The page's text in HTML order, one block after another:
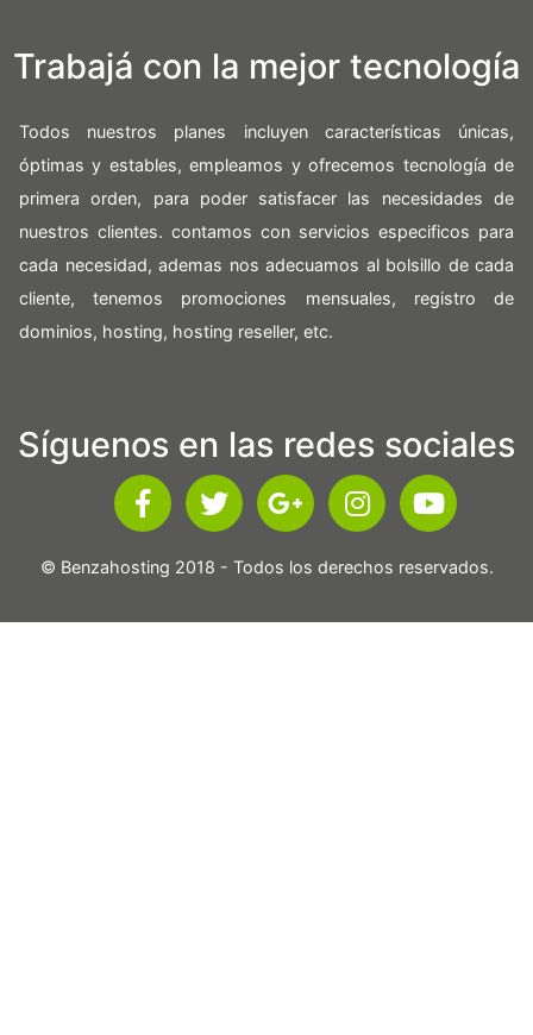
Trabajá con la mejor tecnología
Todos nuestros planes incluyen características únicas,
óptimas y estables, empleamos y ofrecemos tecnología de
primera orden, para poder satisfacer las necesidades de
nuestros clientes. contamos con servicios especificos para
cada necesidad, ademas nos adecuamos al bolsillo de cada
cliente, tenemos promociones mensuales, registro de
dominios, hosting, hosting reseller, etc.
Síguenos en las redes sociales
© Benzahosting 2018 - Todos los derechos reservados.